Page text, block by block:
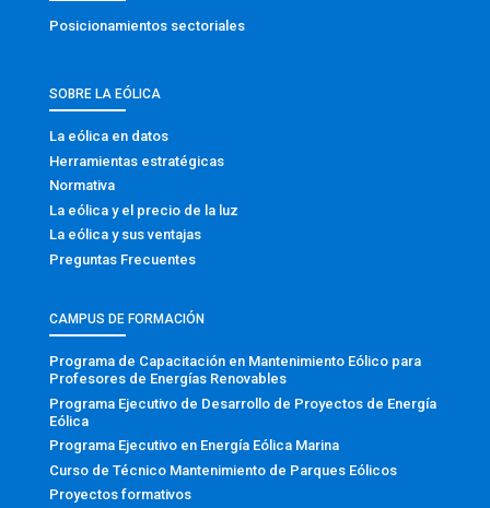
Posicionamientos sectoriales
SOBRE LA EÓLICA
La eólica en datos
Herramientas estratégicas
Normativa
La eólica y el precio de la luz
La eólica y sus ventajas
Preguntas Frecuentes
CAMPUS DE FORMACIÓN
Programa de Capacitación en Mantenimiento Eólico para
Profesores de Energías Renovables
Programa Ejecutivo de Desarrollo de Proyectos de Energía
Eólica
Programa Ejecutivo en Energía Eólica Marina
Curso de Técnico Mantenimiento de Parques Eólicos
Proyectos formativos